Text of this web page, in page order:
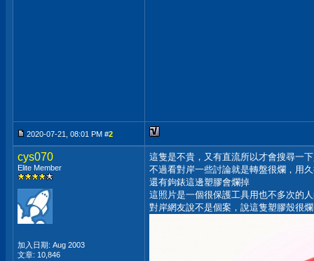
2020-07-21, 08:01 PM #2
cys070
Elite Member
加入日期: Aug 2003
文章: 10,846
這隻是不貴，又有直流所以才會搜尋一
不過看對岸一些討論就是轉盤很爛，用
還有鉤錶這邊塑膠會爛掉
這照片是一個很保護工具用也不多次的
對岸網友說不是個案，說這隻塑膠殼很爛